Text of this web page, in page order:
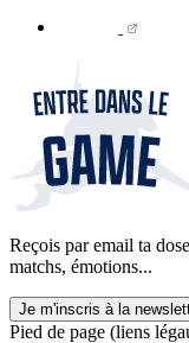
Reçois par email ta
matchs, émotions...
Je m'inscris à la
Pied de page (liens